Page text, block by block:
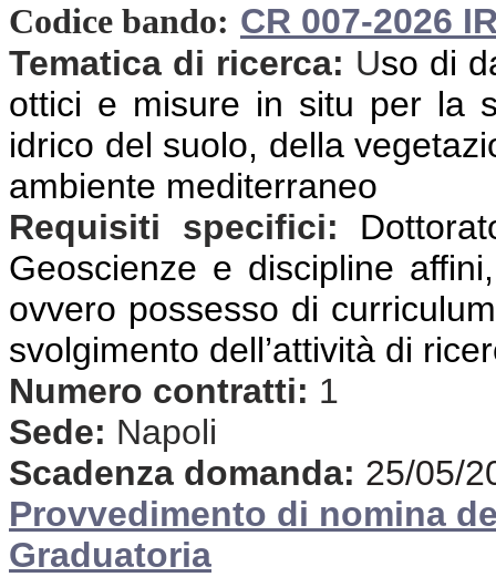
Codice bando: CR 007-2026
Tematica di ricerca: Uso di
ottici e misure in situ per la
idrico del suolo, della
ambiente mediterraneo
Requisiti specifici:
Geoscienze e discipline
ovvero possesso di
svolgimento dell’attività di
Numero contratti: 1
Sede: Napoli
Scadenza domanda: 25/05/
Provvedimento di nomina
Graduatoria